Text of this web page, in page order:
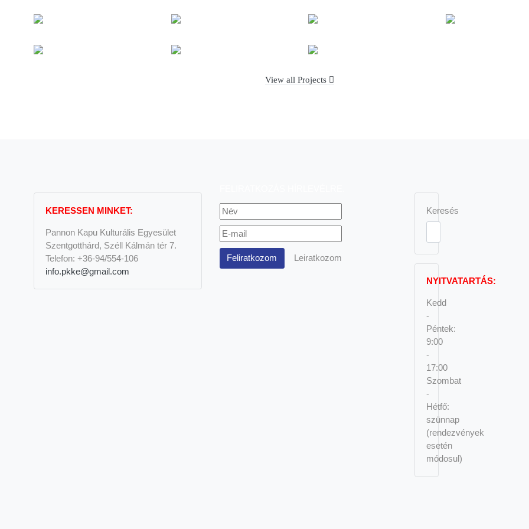
View all Projects
KERESSEN MINKET:
Pannon Kapu Kulturális Egyesület
Szentgotthárd, Széll Kálmán tér 7.
Telefon: +36-94/554-106
info.pkke@gmail.com
Keresés
NYITVATARTÁS:
Kedd
-
Péntek:
9:00
-
17:00
Szombat
-
Hétfő:
szünnap
(rendezvények
esetén
módosul)